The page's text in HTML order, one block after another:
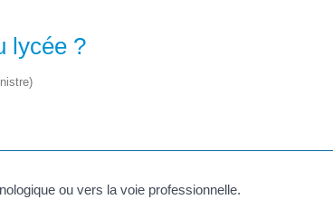
lycée ?
ou vers la voie professionnelle.